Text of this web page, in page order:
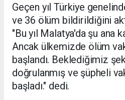
Geçen yıl Türkiye
ve 36 ölüm bildirildiğini
"Bu yıl Malatya'da şu ana
Ancak ülkemizde ölüm
başlandı. Beklediğimiz
doğrulanmış ve şüpheli
başladı." dedi.